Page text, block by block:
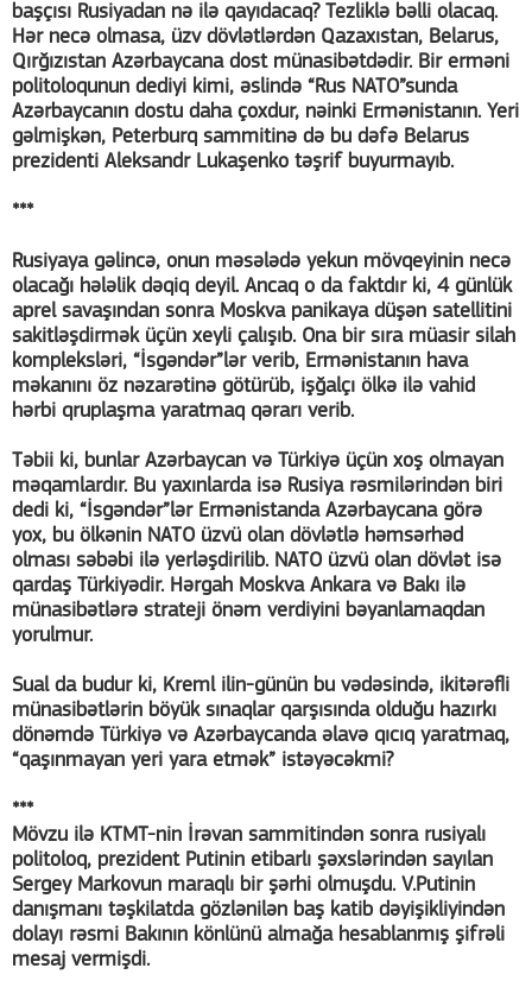
başçısı Rusiyadan nə ilə qayıdacaq? Tezliklə bəlli olacaq.
Hər necə olmasa, üzv dövlətlərdən Qazaxıstan, Belarus,
Qırğızıstan Azərbaycana dost münasibətdədir. Bir erməni
politoloqunun dediyi kimi, əslində “Rus NATO”sunda
Azərbaycanın dostu daha çoxdur, nəinki Ermənistanın. Yeri
gəlmişkən, Peterburq sammitinə də bu dəfə Belarus
prezidenti Aleksandr Lukaşenko təşrif buyurmayıb.
***
Rusiyaya gəlincə, onun məsələdə yekun mövqeyinin necə
olacağı hələlik dəqiq deyil. Ancaq o da faktdır ki, 4 günlük
aprel savaşından sonra Moskva panikaya düşən satellitini
sakitləşdirmək üçün xeyli çalışıb. Ona bir sıra müasir silah
kompleksləri, “İsgəndər”lər verib, Ermənistanın hava
məkanını öz nəzarətinə götürüb, işğalçı ölkə ilə vahid
hərbi qruplaşma yaratmaq qərarı verib.
Təbii ki, bunlar Azərbaycan və Türkiyə üçün xoş olmayan
məqamlardır. Bu yaxınlarda isə Rusiya rəsmilərindən biri
dedi ki, “İsgəndər”lər Ermənistanda Azərbaycana görə
yox, bu ölkənin NATO üzvü olan dövlətlə həmsərhəd
olması səbəbi ilə yerləşdirilib. NATO üzvü olan dövlət isə
qardaş Türkiyədir. Hərgah Moskva Ankara və Bakı ilə
münasibətlərə strateji önəm verdiyini bəyanlamaqdan
yorulmur.
Sual da budur ki, Kreml ilin-günün bu vədəsində, ikitərəfli
münasibətlərin böyük sınaqlar qarşısında olduğu hazırkı
dönəmdə Türkiyə və Azərbaycanda əlavə qıcıq yaratmaq,
“qaşınmayan yeri yara etmək” istəyəcəkmi?
***
Mövzu ilə KTMT-nin İrəvan sammitindən sonra rusiyalı
politoloq, prezident Putinin etibarlı şəxslərindən sayılan
Sergey Markovun maraqlı bir şərhi olmuşdu. V.Putinin
danışmanı təşkilatda gözlənilən baş katib dəyişikliyindən
dolayı rəsmi Bakının könlünü almağa hesablanmış şifrəli
mesaj vermişdi.